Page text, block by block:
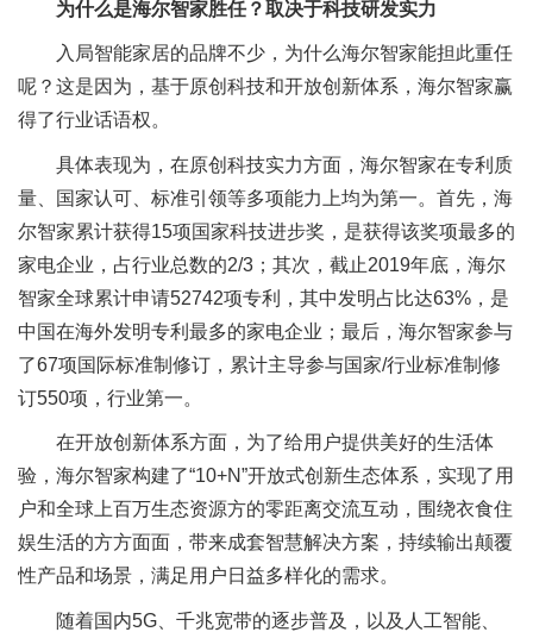
为什么是海尔智家胜任？取决于科技研发实力
入局智能家居的品牌不少，为什么海尔智家能担此重任
呢？这是因为，基于原创科技和开放创新体系，海尔智家赢
得了行业话语权。
具体表现为，在原创科技实力方面，海尔智家在专利质
量、国家认可、标准引领等多项能力上均为第一。首先，海
尔智家累计获得15项国家科技进步奖，是获得该奖项最多的
家电企业，占行业总数的2/3；其次，截止2019年底，海尔
智家全球累计申请52742项专利，其中发明占比达63%，是
中国在海外发明专利最多的家电企业；最后，海尔智家参与
了67项国际标准制修订，累计主导参与国家/行业标准制修
订550项，行业第一。
在开放创新体系方面，为了给用户提供美好的生活体
验，海尔智家构建了“10+N”开放式创新生态体系，实现了用
户和全球上百万生态资源方的零距离交流互动，围绕衣食住
娱生活的方方面面，带来成套智慧解决方案，持续输出颠覆
性产品和场景，满足用户日益多样化的需求。
随着国内5G、千兆宽带的逐步普及，以及人工智能、